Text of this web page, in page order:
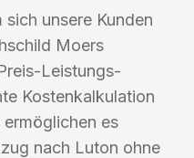
unsere Kunden
Moers
Leistungs-
Kostenkalkulation
es
nach Luton ohne